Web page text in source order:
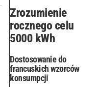
Zrozumienie
rocznego celu
5000 kWh
Dostosowanie do
francuskich wzorców
konsumpcji